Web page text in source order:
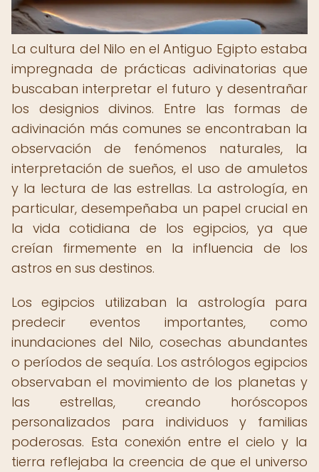
La cultura del Nilo en el Antiguo Egipto estaba
impregnada de prácticas adivinatorias que
buscaban interpretar el futuro y desentrañar
los designios divinos. Entre las formas de
adivinación más comunes se encontraban la
observación de fenómenos naturales, la
interpretación de sueños, el uso de amuletos
y la lectura de las estrellas. La astrología, en
particular, desempeñaba un papel crucial en
la vida cotidiana de los egipcios, ya que
creían firmemente en la influencia de los
astros en sus destinos.
Los egipcios utilizaban la astrología para
predecir eventos importantes, como
inundaciones del Nilo, cosechas abundantes
o períodos de sequía. Los astrólogos egipcios
observaban el movimiento de los planetas y
las estrellas, creando horóscopos
personalizados para individuos y familias
poderosas. Esta conexión entre el cielo y la
tierra reflejaba la creencia de que el universo